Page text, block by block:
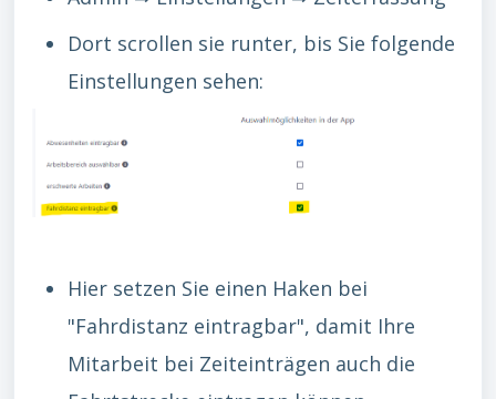
Dort scrollen sie runter, bis Sie folgende
Einstellungen sehen:
Hier setzen Sie einen Haken bei
"Fahrdistanz eintragbar", damit Ihre
Mitarbeit bei Zeiteinträgen auch die